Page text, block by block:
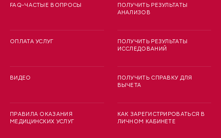
FAQ-ЧАСТЫЕ ВОПРОСЫ
ОПЛАТА УСЛУГ
ВИДЕО
ПРАВИЛА ОКАЗАНИЯ
МЕДИЦИНСКИХ УСЛУГ
ПОЛУЧИТЬ РЕЗУЛЬТАТЫ
АНАЛИЗОВ
ПОЛУЧИТЬ РЕЗУЛЬТАТЫ
ИССЛЕДОВАНИЙ
ПОЛУЧИТЬ СПРАВКУ ДЛЯ
ВЫЧЕТА
КАК ЗАРЕГИСТРИРОВАТЬСЯ В
ЛИЧНОМ КАБИНЕТЕ